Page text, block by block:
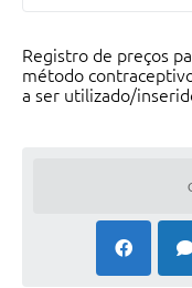
Registro de preços
método
a ser utilizado/